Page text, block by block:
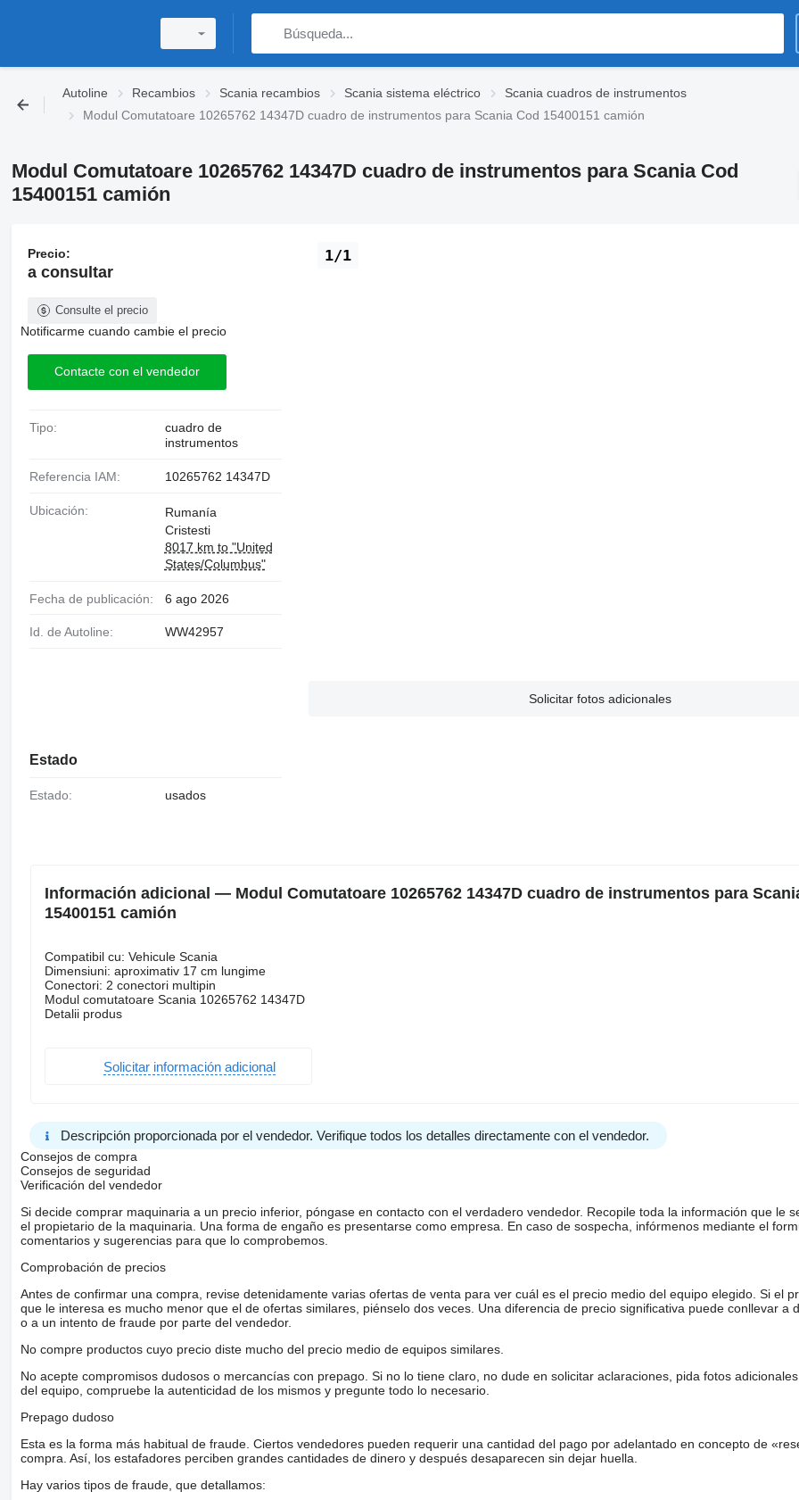
Autoline Recambios Scania recambios Scania sistema eléctrico
Scania cuadros de instrumentos
Modul Comutatoare 10265762 14347D cuadro de instrumentos para Scania Cod 15400151 camión
Modul Comutatoare 10265762 14347D cuadro de instrumentos para Scania Cod
15400151 camión
1/1
Solicitar fotos adicionales
Precio:
a consultar
Consulte el precio
Notificarme cuando cambie el precio
Contacte con el vendedor
Tipo:
cuadro de
instrumentos
Referencia IAM: 10265762 14347D
Ubicación:
Rumanía
Cristesti
8017 km to "United
States/Columbus"
Fecha de publicación: 6 ago 2026
Id. de Autoline: WW42957
Estado
Estado: usados
Información adicional — Modul Comutatoare 10265762 14347D cuadro de instrumentos para
15400151 camión
Compatibil cu: Vehicule Scania
Dimensiuni: aproximativ 17 cm lungime
Conectori: 2 conectori multipin
Modul comutatoare Scania 10265762 14347D
Detalii produs
Solicitar información adicional
Descripción proporcionada por el vendedor. Verifique todos los detalles directamente con el vendedor.
Consejos de compra
Consejos de seguridad
Verificación del vendedor
Si decide comprar maquinaria a un precio inferior, póngase en contacto con el verdadero vendedor. Recopile toda la información que le
el propietario de la maquinaria. Una forma de engaño es presentarse como empresa. En caso de sospecha, infórmenos mediante el
comentarios y sugerencias para que lo comprobemos.
Comprobación de precios
Antes de confirmar una compra, revise detenidamente varias ofertas de venta para ver cuál es el precio medio del equipo elegido. Si el
que le interesa es mucho menor que el de ofertas similares, piénselo dos veces. Una diferencia de precio significativa puede conllevar a
o a un intento de fraude por parte del vendedor.
No compre productos cuyo precio diste mucho del precio medio de equipos similares.
No acepte compromisos dudosos o mercancías con prepago. Si no lo tiene claro, no dude en solicitar aclaraciones, pida fotos
del equipo, compruebe la autenticidad de los mismos y pregunte todo lo necesario.
Prepago dudoso
Esta es la forma más habitual de fraude. Ciertos vendedores pueden requerir una cantidad del pago por adelantado en concepto de
compra. Así, los estafadores perciben grandes cantidades de dinero y después desaparecen sin dejar huella.
Hay varios tipos de fraude, que detallamos: